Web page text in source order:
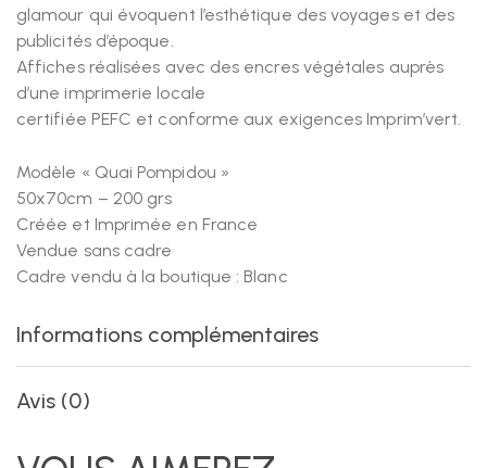
glamour qui évoquent l’esthétique des voyages et des
publicités d’époque.
Affiches réalisées avec des encres végétales auprès
d’une imprimerie locale
certifiée PEFC et conforme aux exigences Imprim’vert.
Modèle « Quai Pompidou »
50x70cm – 200 grs
Créée et Imprimée en France
Vendue sans cadre
Cadre vendu à la boutique : Blanc
Informations complémentaires
Avis (0)